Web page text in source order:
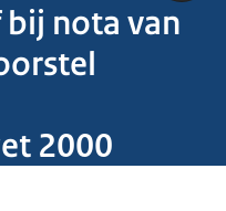
nota van
2000